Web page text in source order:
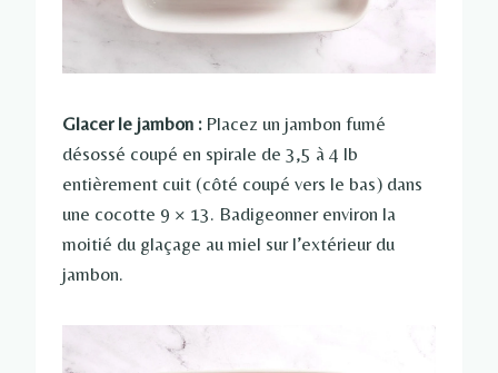
Glacer le jambon :Placez un jambon fumé
désossé coupé en spirale de 3,5 à 4 lb
entièrement cuit (côté coupé vers le bas) dans
une cocotte 9 × 13. Badigeonner environ la
moitié du glaçage au miel sur l’extérieur du
jambon.